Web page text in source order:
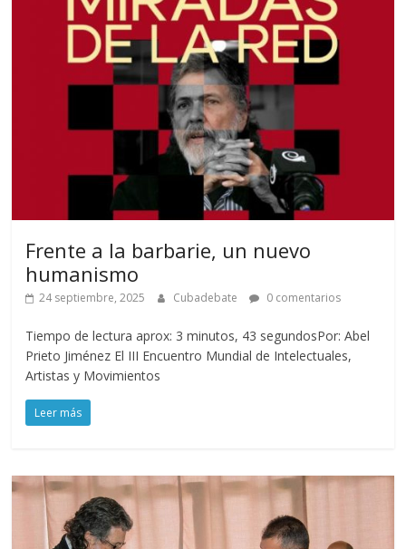
Frente a la barbarie, un nuevo
humanismo
24 septiembre, 2025 Cubadebate 0 comentarios
Tiempo de lectura aprox: 3 minutos, 43 segundosPor: Abel
Prieto Jiménez El III Encuentro Mundial de Intelectuales,
Artistas y Movimientos
Leer más